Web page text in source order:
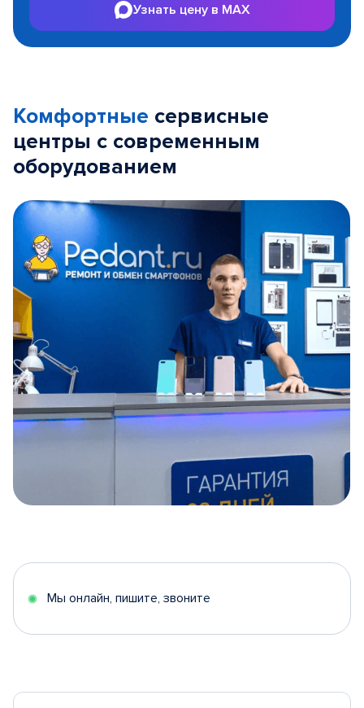
Узнать цену в MAX
Комфортные сервисные
центры с современным
оборудованием
5
Мы онлайн, пишите, звоните